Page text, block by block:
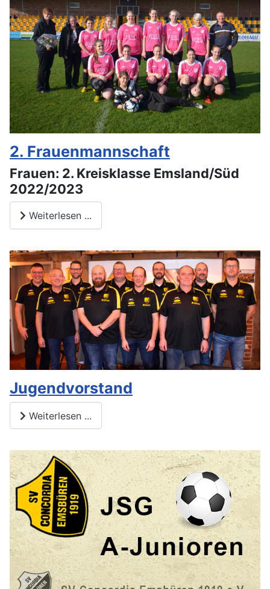
2. Frauenmannschaft
Frauen: 2. Kreisklasse Emsland/Süd
2022/2023
Weiterlesen ...
Jugendvorstand
Weiterlesen ...